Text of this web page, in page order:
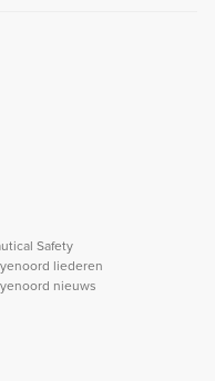
Safety
liederen
nieuws